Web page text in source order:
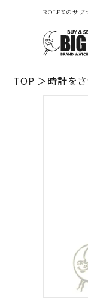
ROLEXのサブ
TOP 時計を